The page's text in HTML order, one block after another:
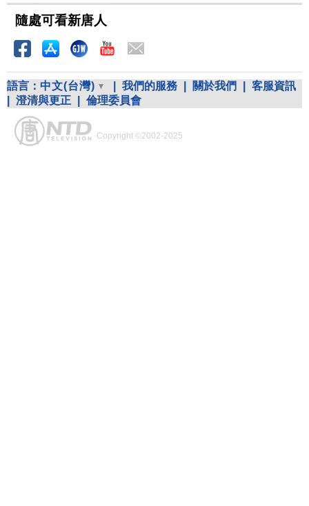
隨處可看新唐人
語言： 中文(台灣) 我們的服務 關於我們
客服資訊
澄清與更正 倫理委員會
Copyright ©2002-2025